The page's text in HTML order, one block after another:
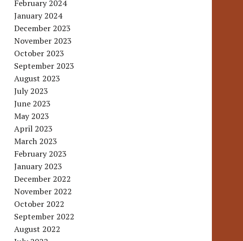
February 2024
January 2024
December 2023
November 2023
October 2023
September 2023
August 2023
July 2023
June 2023
May 2023
April 2023
March 2023
February 2023
January 2023
December 2022
November 2022
October 2022
September 2022
August 2022